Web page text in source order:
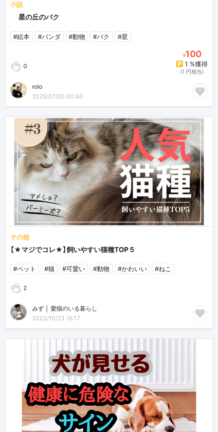
小説
🌟星の丘のバク🌟
#絵本 #パンダ #動物 #バク #星
0
¥100
1 %獲得
(1 円相当)
rolo
2025/07/20 00:40
その他
【★マジでコレ★】飼いやすい猫種TOP５
#ペット #猫 #可愛い #動物 #かわいい #ねこ
2
みず │ 愛猫のいる暮らし🐾
2023/10/23 16:17